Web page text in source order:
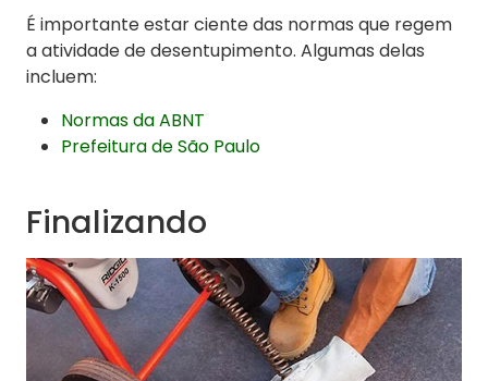
É importante estar ciente das normas que regem
a atividade de desentupimento. Algumas delas
incluem:
Normas da ABNT
Prefeitura de São Paulo
Finalizando